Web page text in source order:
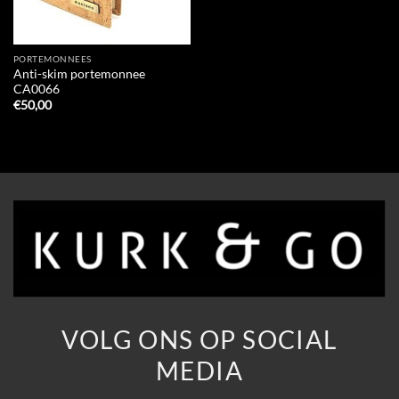
PORTEMONNEES
Anti-skim portemonnee
CA0066
€50,00
VOLG ONS OP SOCIAL
MEDIA